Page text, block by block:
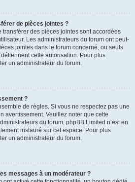
de pièces jointes ?
transférer des pièces jointes sont accordées
Les administrateurs du forum ont peut-
jointes dans le forum concerné, ou seuls
cette autorisation. Pour plus
un administrateur du forum.
?
de règles. Si vous ne respectez pas une
avertissement. Veuillez noter que cette
du forum, phpBB Limited n’est en
instauré sur cet espace. Pour plus
un administrateur du forum.
messages à un modérateur ?